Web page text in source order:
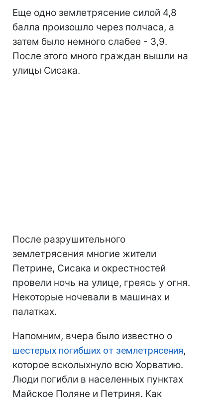
Еще одно землетрясение силой 4,8
балла произошло через полчаса, а
затем было немного слабее - 3,9.
После этого много граждан вышли на
улицы Сисака.
После разрушительного
землетрясения многие жители
Петрине, Сисака и окрестностей
провели ночь на улице, греясь у огня.
Некоторые ночевали в машинах и
палатках.
Напомним, вчера было известно о
шестерых погибших от землетрясения,
которое всколыхнуло всю Хорватию.
Люди погибли в населенных пунктах
Майское Поляне и Петриня. Как